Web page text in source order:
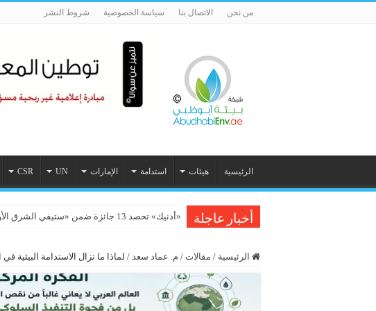
من نحن الاتصال بنا سياسة الخصوصية شروط النشر
الرئيسية هيئات استدامة الإمارات UN
CSR
أخبار عاجلة «أدنيك» تحصد 13 جائزة ضمن «ستيفي الشرق الأوسط وشمال أفريقيا 2026»
الشباب والعمل المناخي بالمغرب: نحو نموذج وطني
الرئيسية / مقالات / م. عماد سعد / لماذا ما تزال الاستدامة البيئية